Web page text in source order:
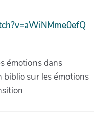
émotions dans
sur les émotions